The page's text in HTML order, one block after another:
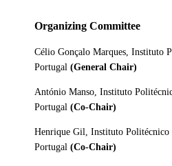
Organizing Committee
Célio Gonçalo Marques, Instituto
Portugal (General Chair)
António Manso, Instituto
Portugal (Co-Chair)
Henrique Gil, Instituto Politécnico
Portugal (Co-Chair)